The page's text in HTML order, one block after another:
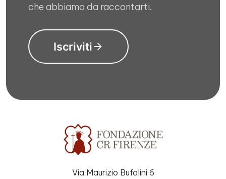
che abbiamo da raccontarti.
Iscriviti
Via Maurizio Bufalini 6